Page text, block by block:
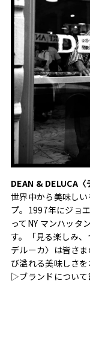
DEAN & DELUCA
世界中から美味し
プ。1997年にジョ
ってNY マンハッタ
す。「見る楽しみ
デルーカ〉は皆さ
び溢れる美味しさを
▷ブランドについて